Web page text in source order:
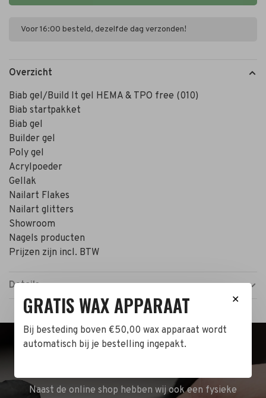
Voor 16:00 besteld, dezelfde dag verzonden!
Overzicht
Biab gel/Build It gel HEMA & TPO free (010)
Biab startpakket
Biab gel
Builder gel
Poly gel
Acrylpoeder
Gellak
Nailart Flakes
Nailart glitters
Showroom
Nagels producten
Prijzen zijn incl. BTW
Details
Naast de online shop hebben wij ook een fysieke
✕
GRATIS WAX APPARAAT
Bij besteding boven €50,00 wax apparaat wordt
automatisch bij je bestelling ingepakt.